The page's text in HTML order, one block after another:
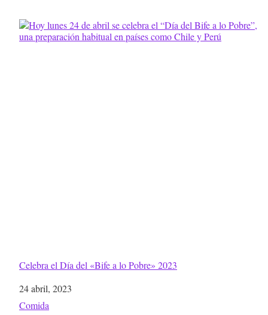
Celebra el Día del «Bife a lo Pobre» 2023
Fecha
24 abril, 2023
Respecto a
Comida